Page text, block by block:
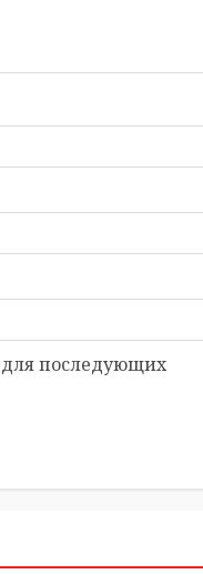
для последующих